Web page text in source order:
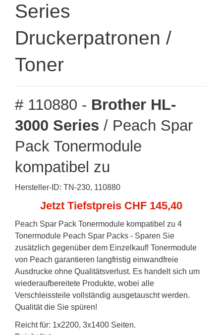
Series
Druckerpatronen /
Toner
# 110880 - Brother HL-
3000 Series / Peach Spar
Pack Tonermodule
kompatibel zu
Hersteller-ID: TN-230, 110880
Jetzt Tiefstpreis CHF 145,40
Peach Spar Pack Tonermodule kompatibel zu 4
Tonermodule Peach Spar Packs - Sparen Sie
zusätzlich gegenüber dem Einzelkauf! Tonermodule
von Peach garantieren langfristig einwandfreie
Ausdrucke ohne Qualitätsverlust. Es handelt sich um
wiederaufbereitete Produkte, wobei alle
Verschleissteile vollständig ausgetauscht werden.
Qualität die Sie spüren!
Reicht für: 1x2200, 3x1400 Seiten.